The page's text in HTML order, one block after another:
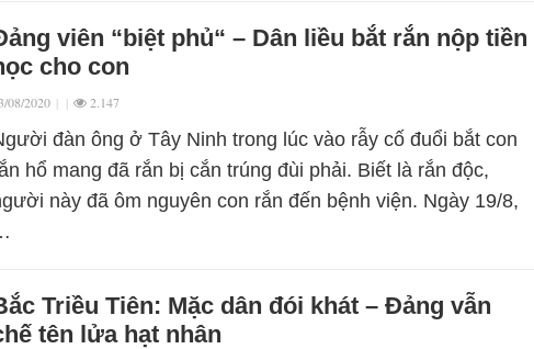
viên “biệt phủ“ – Dân liều bắt rắn nộp tiền
cho con
08/2020 | | 2.147
đàn ông ở Tây Ninh trong lúc vào rẫy cố đuổi bắt con
hổ mang đã rắn bị cắn trúng đùi phải. Biết là rắn độc,
này đã ôm nguyên con rắn đến bệnh viện. Ngày 19/8,
Triều Tiên: Mặc dân đói khát – Đảng vẫn
tên lửa hạt nhân